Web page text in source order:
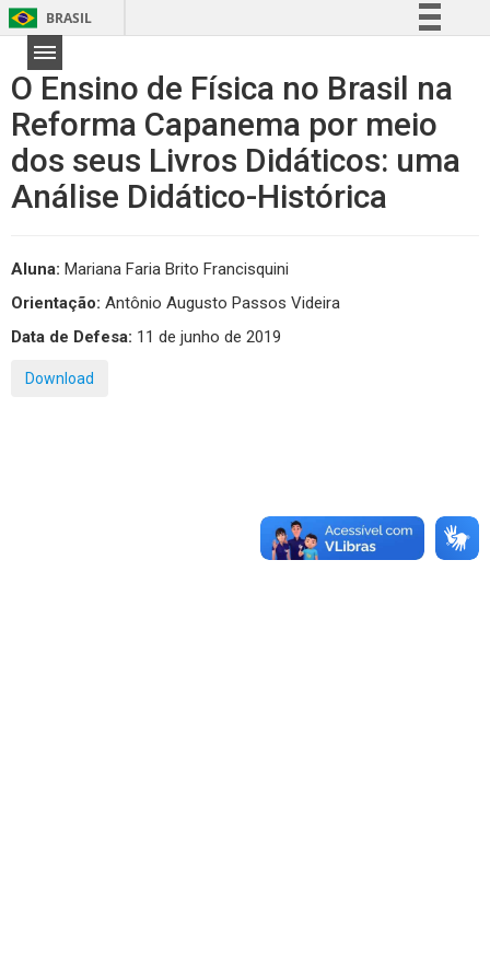
BRASIL
Comunica BR
Participe
Acesso à informação
Legislação
O Ensino de Física no Brasil na
Reforma Capanema por meio
dos seus Livros Didáticos: uma
Análise Didático-Histórica
Aluna: Mariana Faria Brito Francisquini
Orientação: Antônio Augusto Passos Videira
Data de Defesa: 11 de junho de 2019
Download